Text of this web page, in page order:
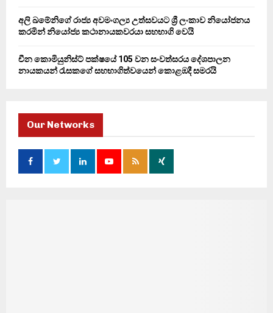
අලි ඛමේනිගේ රාජ්‍ය අවමංගල්‍ය උත්සවයට ශ්‍රී ලංකාව නියෝජනය
කරමින් නියෝජ්‍ය කථානායකවරයා සහභාගි වෙයි
චීන කොමියුනිස්ට් පක්ෂයේ 105 වන සංවත්සරය දේශපාලන
නායකයන් රැසකගේ සහභාගිත්වයෙන් කොළඹදී සමරයි
Our Networks